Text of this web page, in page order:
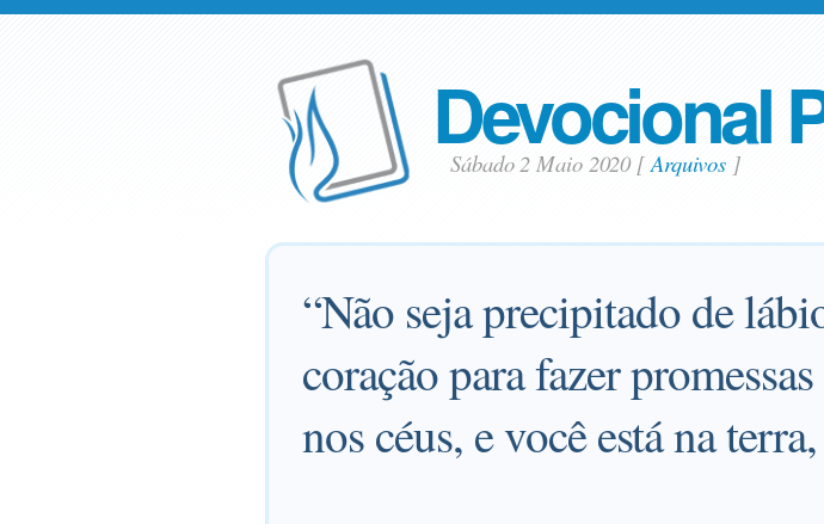
Devocional
Sábado 2 Maio 2020 [Arquivos ]
“Não seja precipitado de
coração para fazer
nos céus, e você está na